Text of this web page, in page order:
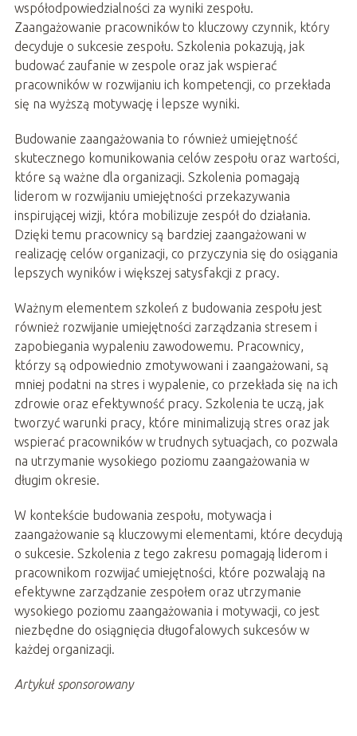
współodpowiedzialności za wyniki zespołu.
Zaangażowanie pracowników to kluczowy czynnik, który
decyduje o sukcesie zespołu. Szkolenia pokazują, jak
budować zaufanie w zespole oraz jak wspierać
pracowników w rozwijaniu ich kompetencji, co przekłada
się na wyższą motywację i lepsze wyniki.
Budowanie zaangażowania to również umiejętność
skutecznego komunikowania celów zespołu oraz wartości,
które są ważne dla organizacji. Szkolenia pomagają
liderom w rozwijaniu umiejętności przekazywania
inspirującej wizji, która mobilizuje zespół do działania.
Dzięki temu pracownicy są bardziej zaangażowani w
realizację celów organizacji, co przyczynia się do osiągania
lepszych wyników i większej satysfakcji z pracy.
Ważnym elementem szkoleń z budowania zespołu jest
również rozwijanie umiejętności zarządzania stresem i
zapobiegania wypaleniu zawodowemu. Pracownicy,
którzy są odpowiednio zmotywowani i zaangażowani, są
mniej podatni na stres i wypalenie, co przekłada się na ich
zdrowie oraz efektywność pracy. Szkolenia te uczą, jak
tworzyć warunki pracy, które minimalizują stres oraz jak
wspierać pracowników w trudnych sytuacjach, co pozwala
na utrzymanie wysokiego poziomu zaangażowania w
długim okresie.
W kontekście budowania zespołu, motywacja i
zaangażowanie są kluczowymi elementami, które decydują
o sukcesie. Szkolenia z tego zakresu pomagają liderom i
pracownikom rozwijać umiejętności, które pozwalają na
efektywne zarządzanie zespołem oraz utrzymanie
wysokiego poziomu zaangażowania i motywacji, co jest
niezbędne do osiągnięcia długofalowych sukcesów w
każdej organizacji.
Artykuł sponsorowany